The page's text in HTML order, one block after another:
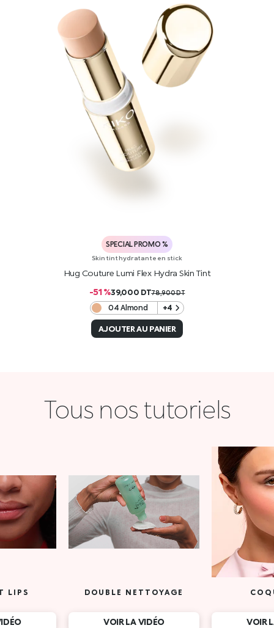
SPECIAL PROMO %
Skin tint hydratante en stick
Hug Couture Lumi Flex Hydra Skin Tint
-51 %39,000 DT78,900DT
04 Almond +4
AJOUTER AU PANIER
Tous nos tutoriels
LIPS DOUBLE NETTOYAGE
VOIR LA VIDÉO VOIR